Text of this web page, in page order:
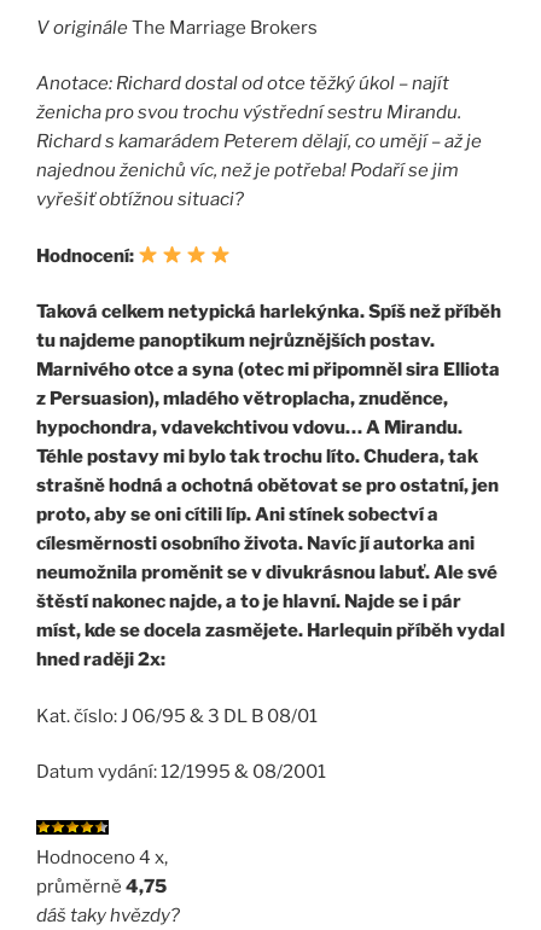
V origináleThe Marriage Brokers
Anotace: Richard dostal od otce těžký úkol – najít
ženicha pro svou trochu výstřední sestru Mirandu.
Richard s kamarádem Peterem dělají, co umějí – až je
najednou ženichů víc, než je potřeba! Podaří se jim
vyřešiť obtížnou situaci?
Hodnocení:
Taková celkem netypická harlekýnka. Spíš než příběh
tu najdeme panoptikum nejrůznějších postav.
Marnivého otce a syna (otec mi připomněl sira Elliota
z Persuasion), mladého větroplacha, znuděnce,
hypochondra, vdavekchtivou vdovu… A Mirandu.
Téhle postavy mi bylo tak trochu líto. Chudera, tak
strašně hodná a ochotná obětovat se pro ostatní, jen
proto, aby se oni cítili líp. Ani stínek sobectví a
cílesměrnosti osobního života. Navíc jí autorka ani
neumožnila proměnit se v divukrásnou labuť. Ale své
štěstí nakonec najde, a to je hlavní. Najde se i pár
míst, kde se docela zasmějete. Harlequin příběh vydal
hned raději 2x:
Kat. číslo: J 06/95 & 3 DL B 08/01
Datum vydání: 12/1995 & 08/2001
Hodnoceno 4 x,
průměrně 4,75
dáš taky hvězdy?